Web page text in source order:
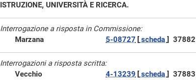
ISTRUZIONE, UNIVERSITÀ E RICERCA.
Interrogazione a risposta in Commissione:
Marzana
5-08727 [ scheda ] 37882
Interrogazioni a risposta scritta:
Vecchio
4-13239 [ scheda ] 37883